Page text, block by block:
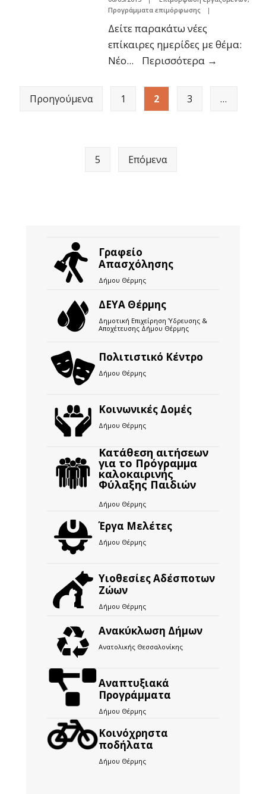
Προγράμματα επιμόρφωσης
|
Δείτε παρακάτω νέες
επίκαιρες ημερίδες με θέμα:
Νέο... Περισσότερα →
Προηγούμενα 1 2 3 …
5 Επόμενα
Γραφείο
Απασχόλησης
Δήμου Θέρμης
ΔΕΥΑ Θέρμης
Δημοτική Επιχείρηση Ύδρευσης &
Αποχέτευσης Δήμου Θέρμης
Πολιτιστικό Κέντρο
Δήμου Θέρμης
Κοινωνικές Δομές
Δήμου Θέρμης
Κατάθεση αιτήσεων
για το Πρόγραμμα
καλοκαιρινής
Φύλαξης Παιδιών
Δήμου Θέρμης
Έργα Μελέτες
Δήμου Θέρμης
Υιοθεσίες Αδέσποτων
Ζώων
Δήμου Θέρμης
Ανακύκλωση Δήμων
Ανατολικής Θεσσαλονίκης
Αναπτυξιακά
Προγράμματα
Δήμου Θέρμης
Kοινόχρηστα
ποδήλατα
Δήμου Θέρμης